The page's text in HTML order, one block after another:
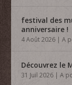
festival des
anniversaire !
4 Août 2026 |A
Découvrez le
31 Juil 2026 |A